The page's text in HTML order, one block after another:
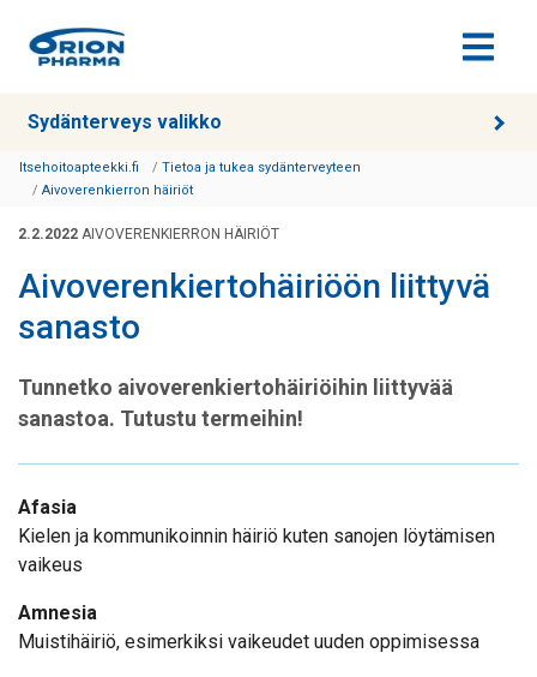
Siirry sisältöön
Sydänterveys valikko
Itsehoitoapteekki.fi
Tietoa ja tukea sydänterveyteen
Aivoverenkierron häiriöt
2.2.2022 AIVOVERENKIERRON HÄIRIÖT
Aivoverenkiertohäiriöön liittyvä
sanasto
Tunnetko aivoverenkiertohäiriöihin liittyvää
sanastoa. Tutustu termeihin!
Afasia
Kielen ja kommunikoinnin häiriö kuten sanojen löytämisen
vaikeus
Amnesia
Muistihäiriö, esimerkiksi vaikeudet uuden oppimisessa